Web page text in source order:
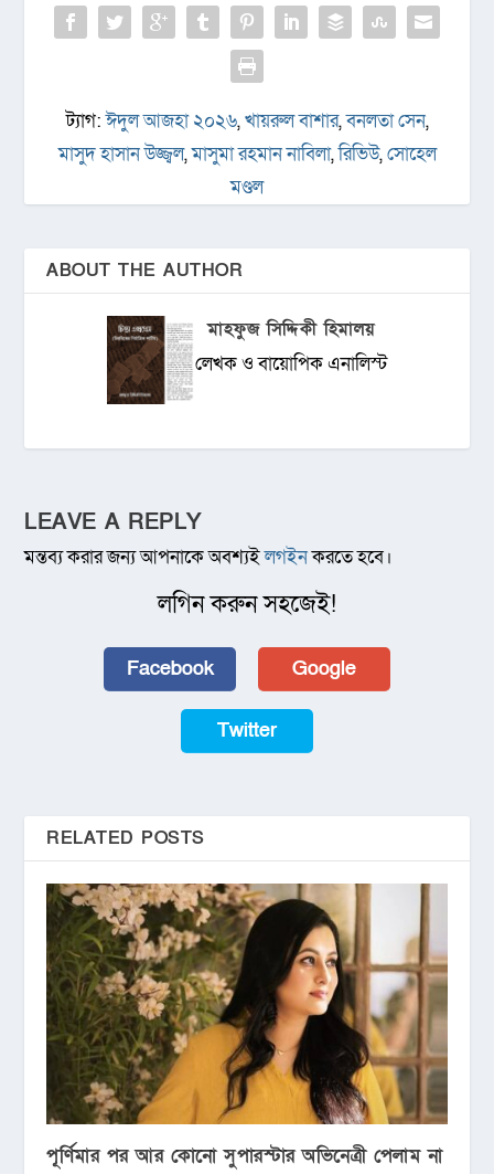
ট্যাগ:ঈদুল আজহা ২০২৬,খায়রুল বাশার,বনলতা সেন,
মাসুদ হাসান উজ্জ্বল,মাসুমা রহমান নাবিলা,রিভিউ,সোহেল
মণ্ডল
ABOUT THE AUTHOR
মাহফুজ সিদ্দিকী হিমালয়
লেখক ও বায়োপিক এনালিস্ট
LEAVE A REPLY
মন্তব্য করার জন্য আপনাকে অবশ্যইলগইনকরতে হবে।
লগিন করুন সহজেই!
Facebook Google
Twitter
RELATED POSTS
পূর্ণিমার পর আর কোনো সুপারস্টার অভিনেত্রী পেলাম না